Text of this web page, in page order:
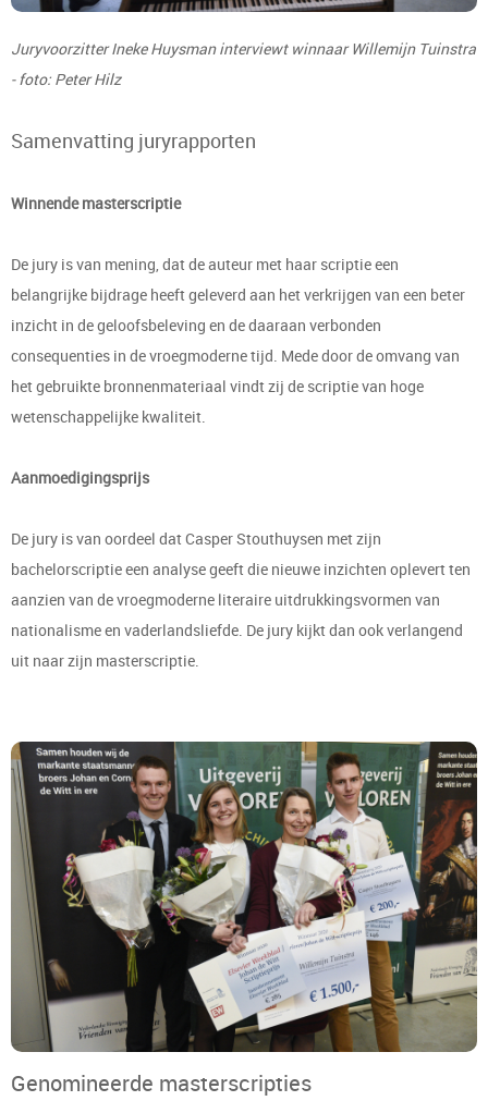
Juryvoorzitter Ineke Huysman interviewt winnaar Willemijn Tuinstra
- foto: Peter Hilz
Samenvatting juryrapporten
Winnende masterscriptie
De jury is van mening, dat de auteur met haar scriptie een
belangrijke bijdrage heeft geleverd aan het verkrijgen van een beter
inzicht in de geloofsbeleving en de daaraan verbonden
consequenties in de vroegmoderne tijd. Mede door de omvang van
het gebruikte bronnenmateriaal vindt zij de scriptie van hoge
wetenschappelijke kwaliteit.
Aanmoedigingsprijs
De jury is van oordeel dat Casper Stouthuysen met zijn
bachelorscriptie een analyse geeft die nieuwe inzichten oplevert ten
aanzien van de vroegmoderne literaire uitdrukkingsvormen van
nationalisme en vaderlandsliefde. De jury kijkt dan ook verlangend
uit naar zijn masterscriptie.
Genomineerde masterscripties